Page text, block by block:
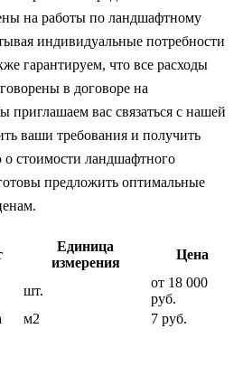
на работы по ландшафтному
индивидуальные потребности
гарантируем, что все расходы
в договоре на
приглашаем вас связаться с нашей
ваши требования и получить
стоимости ландшафтного
предложить оптимальные
Единица
измерения
Цена
шт.
от 18 000
руб.
м2 7 руб.